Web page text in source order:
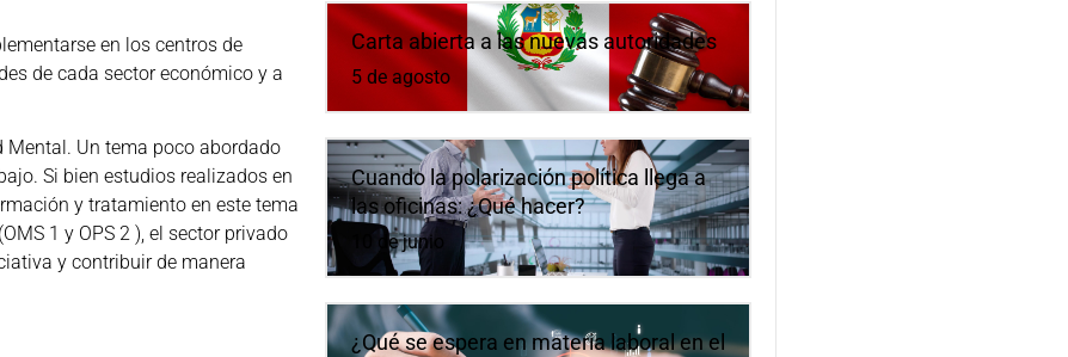
en los centros de
de cada sector económico y a
Mental. Un tema poco abordado
Si bien estudios realizados en
y tratamiento en este tema
1 y OPS 2 ), el sector privado
y contribuir de manera
Carta abierta a las nuevas autoridades
5 de agosto
Cuando la polarización política llega a
las oficinas: ¿Qué hacer?
10 de junio
¿Qué se espera en materia laboral en el